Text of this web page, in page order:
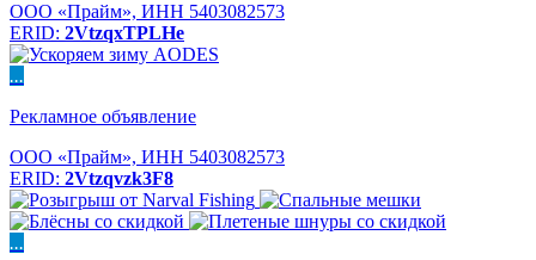
ООО «Прайм», ИНН 5403082573
ERID: 2VtzqxTPLHe
...
Рекламное объявление
ООО «Прайм», ИНН 5403082573
ERID: 2Vtzqvzk3F8
...